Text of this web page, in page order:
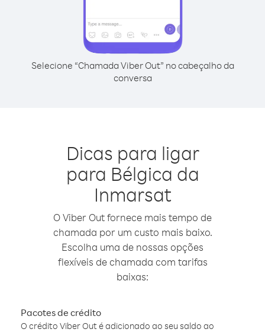
Selecione “Chamada Viber Out” no cabeçalho da
conversa
Dicas para ligar
para Bélgica da
Inmarsat
O Viber Out fornece mais tempo de
chamada por um custo mais baixo.
Escolha uma de nossas opções
flexíveis de chamada com tarifas
baixas:
Pacotes de crédito
O crédito Viber Out é adicionado ao seu saldo ao